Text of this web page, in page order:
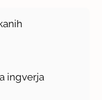
ingverja